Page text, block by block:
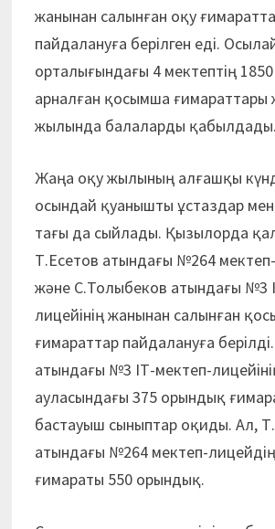
жанынан салынған оқу
пайдалануға берілген еді.
орталығындағы 4 мектептің
арналған қосымша ғимараттары
жылында балаларды қабылдады.
Жаңа оқу жылының алғашқы
осындай қуанышты ұстаздар
тағы да сыйлады. Қызылорда
Т.Есетов атындағы №264
және С.Толыбеков атындағы №3
лицейінің жанынан салынған
ғимараттар пайдалануға
атындағы №3 ІТ-мектеп-
ауласындағы 375 орындық
бастауыш сыныптар оқиды. Ал,
атындағы №264 мектеп-
ғимараты 550 орындық.